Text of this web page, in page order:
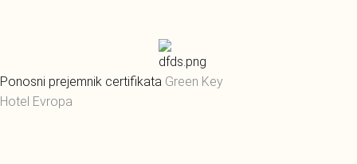
Ponosni prejemnik certifikata Green Key
Hotel Evropa